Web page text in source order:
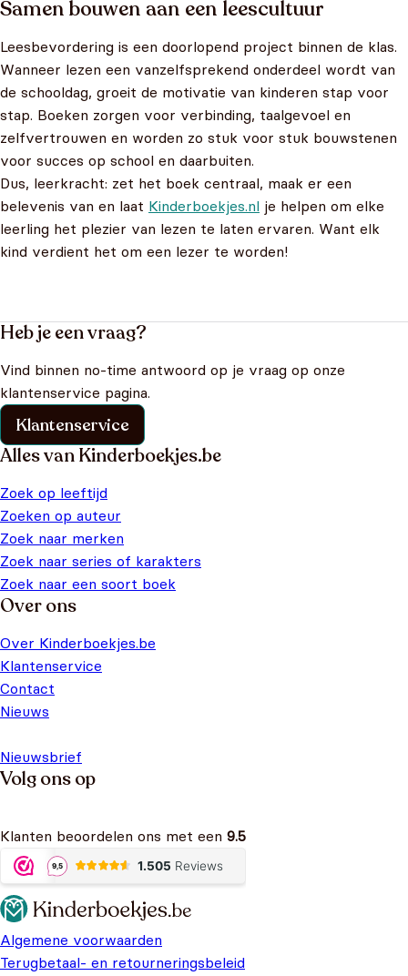
Samen bouwen aan een leescultuur
Leesbevordering is een doorlopend project binnen de klas.
Wanneer lezen een vanzelfsprekend onderdeel wordt van
de schooldag, groeit de motivatie van kinderen stap voor
stap. Boeken zorgen voor verbinding, taalgevoel en
zelfvertrouwen en worden zo stuk voor stuk bouwstenen
voor succes op school en daarbuiten.
Dus, leerkracht: zet het boek centraal, maak er een
belevenis van en laat Kinderboekjes.nl je helpen om elke
leerling het plezier van lezen te laten ervaren. Want elk
kind verdient het om een lezer te worden!
Heb je een vraag?
Vind binnen no-time antwoord op je vraag op onze
klantenservice pagina.
Klantenservice
Alles van Kinderboekjes.be
Zoek op leeftijd
Zoeken op auteur
Zoek naar merken
Zoek naar series of karakters
Zoek naar een soort boek
Over ons
Over Kinderboekjes.be
Klantenservice
Contact
Nieuws
Nieuwsbrief
Volg ons op
Klanten beoordelen ons met een 9.5
Algemene voorwaarden
Terugbetaal- en retourneringsbeleid